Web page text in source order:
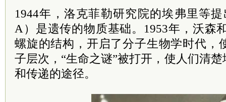
1944年，洛克菲勒研究院的埃弗里等
A）是遗传的物质基础。1953年，沃森
螺旋的结构，开启了分子生物学时代，
子层次，“生命之谜”被打开，使人们清
和传递的途径。